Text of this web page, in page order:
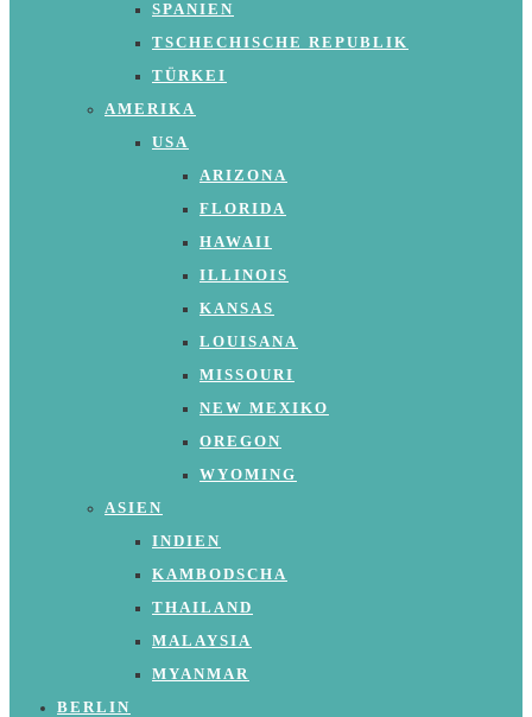
SPANIEN
TSCHECHISCHE REPUBLIK
TÜRKEI
AMERIKA
USA
ARIZONA
FLORIDA
HAWAII
ILLINOIS
KANSAS
LOUISANA
MISSOURI
NEW MEXIKO
OREGON
WYOMING
ASIEN
INDIEN
KAMBODSCHA
THAILAND
MALAYSIA
MYANMAR
BERLIN